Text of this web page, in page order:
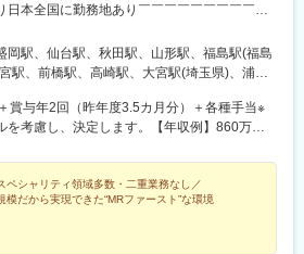
日本全国に勤務地あり￣￣￣￣￣￣￣￣￣￣
で…日本全国に勤務地があります。配属先に
限に考慮して決定！U・Iターン就職も大歓迎
岡駅、仙台駅、秋田駅、山形駅、福島駅(福島
駅、前橋駅、高崎駅、大宮駅(埼玉県)、浦和
崎駅、新潟駅、富山駅、金沢駅、福井駅、甲
駅、静岡駅、名古屋駅、津駅、大津駅、京都
、山口駅(山口県)、徳島駅、高松駅(香川県)、
駅、博多駅、佐賀駅、長崎駅(長崎県)、熊本
、鹿児島中央駅前駅、さっぽろ駅、仙台駅(地
都宮駅東口駅、中央前橋駅、京成千葉駅、船
トロ)、二重橋前駅、三越前駅、新高島駅、川
賞与年2回（昨年度3.5カ月分）＋各種手当※
を考慮し、決定します。【年収例】860万円
給51万円+賞与）
ペシャリティ領域多数・二重業務なし／
模だから実現できた“MRファースト”な環境